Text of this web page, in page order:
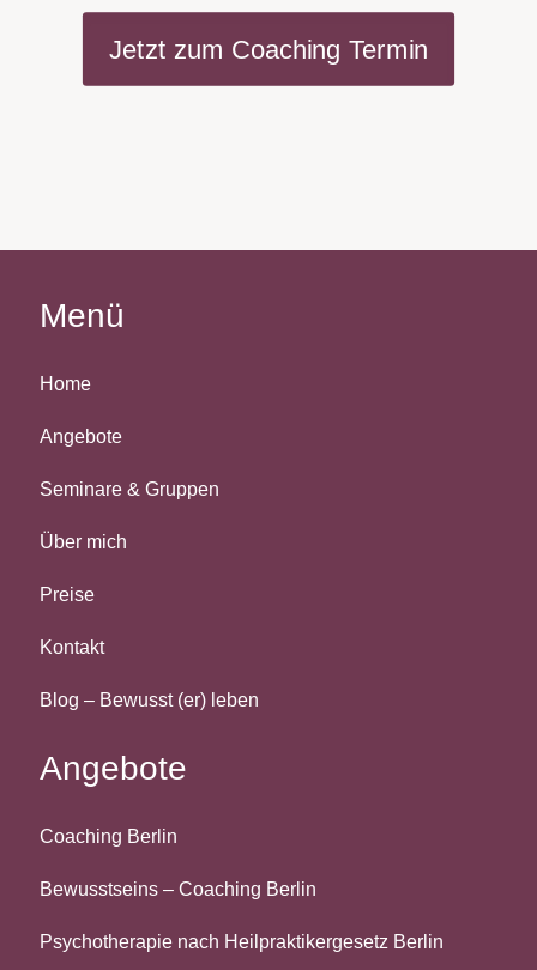
Jetzt zum Coaching Termin
Menü
Home
Angebote
Seminare & Gruppen
Über mich
Preise
Kontakt
Blog – Bewusst (er) leben
Angebote
Coaching Berlin
Bewusstseins – Coaching Berlin
Psychotherapie nach Heilpraktikergesetz Berlin